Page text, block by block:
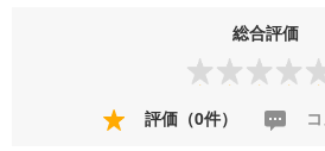
総合評価
評価（0件）